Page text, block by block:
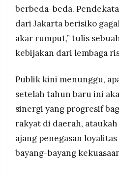
berbeda-beda.
dari Jakarta berisiko
akar rumput,” tulis
kebijakan dari lembaga
Publik kini menunggu,
setelah tahun baru ini
sinergi yang progresif
rakyat di daerah,
ajang penegasan
bayang-bayang